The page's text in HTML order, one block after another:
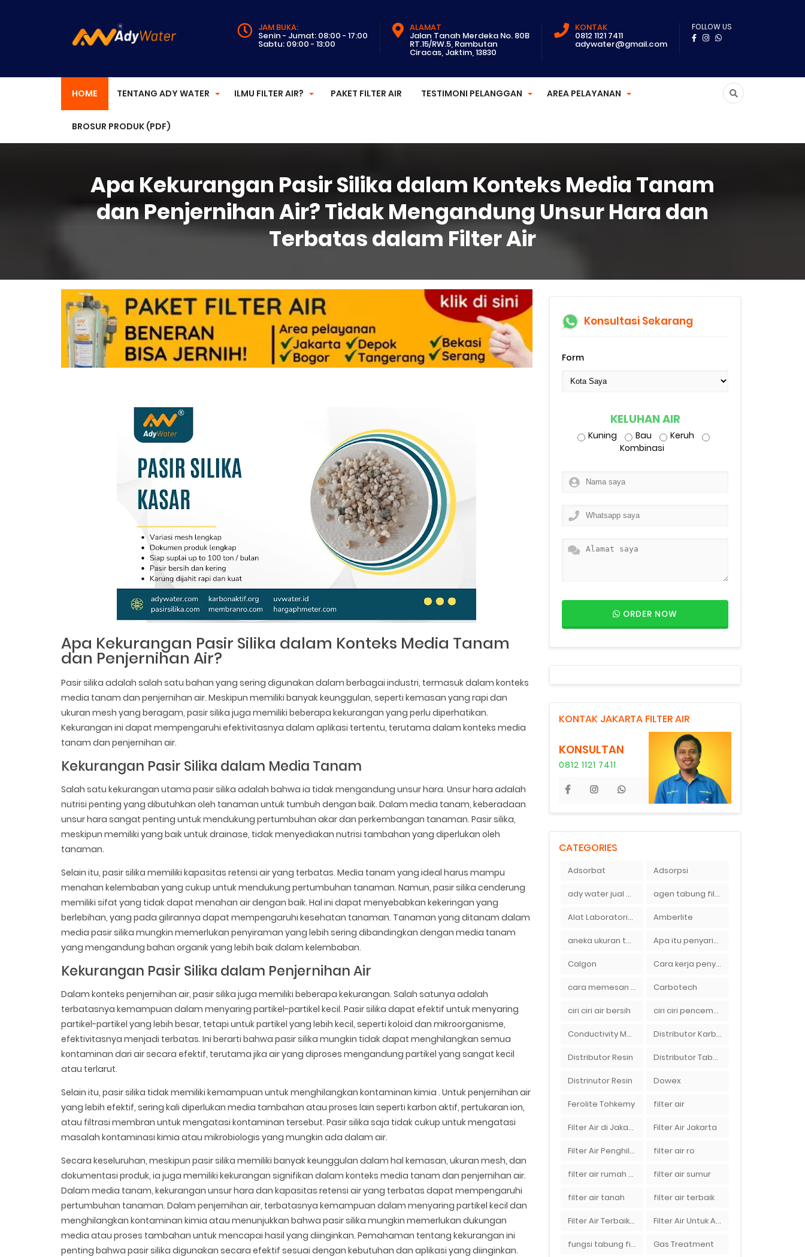
JAM BUKA:
Senin - Jumat: 08:00 - 17:00
Sabtu: 09:00 - 13:00
ALAMAT
Jalan Tanah Merdeka No. 80B
RT.15/RW.5, Rambutan
Ciracas, Jaktim, 13830
KONTAK
0812 1121 7411
adywater@gmail.com
FOLLOW US
HOME TENTANG ADY WATER ILMU FILTER AIR? PAKET FILTER AIR TESTIMONI PELANGGAN AREA PELAYANAN
BROSUR PRODUK (PDF)
Apa Kekurangan Pasir Silika dalam Konteks Media Tanam
dan Penjernihan Air? Tidak Mengandung Unsur Hara dan
Terbatas dalam Filter Air
Apa Kekurangan Pasir Silika dalam Konteks Media Tanam
dan Penjernihan Air?
Pasir silika adalah salah satu bahan yang sering digunakan dalam berbagai industri, termasuk dalam konteks
media tanam dan penjernihan air. Meskipun memiliki banyak keunggulan, seperti kemasan yang rapi dan
ukuran mesh yang beragam, pasir silika juga memiliki beberapa kekurangan yang perlu diperhatikan.
Kekurangan ini dapat mempengaruhi efektivitasnya dalam aplikasi tertentu, terutama dalam konteks media
tanam dan penjernihan air.
Kekurangan Pasir Silika dalam Media Tanam
Salah satu kekurangan utama pasir silika adalah bahwa ia tidak mengandung unsur hara. Unsur hara adalah
nutrisi penting yang dibutuhkan oleh tanaman untuk tumbuh dengan baik. Dalam media tanam, keberadaan
unsur hara sangat penting untuk mendukung pertumbuhan akar dan perkembangan tanaman. Pasir silika,
meskipun memiliki yang baik untuk drainase, tidak menyediakan nutrisi tambahan yang diperlukan oleh
tanaman.
Selain itu, pasir silika memiliki kapasitas retensi air yang terbatas. Media tanam yang ideal harus mampu
menahan kelembaban yang cukup untuk mendukung pertumbuhan tanaman. Namun, pasir silika cenderung
memiliki sifat yang tidak dapat menahan air dengan baik. Hal ini dapat menyebabkan kekeringan yang
berlebihan, yang pada gilirannya dapat mempengaruhi kesehatan tanaman. Tanaman yang ditanam dalam
media pasir silika mungkin memerlukan penyiraman yang lebih sering dibandingkan dengan media tanam
yang mengandung bahan organik yang lebih baik dalam kelembaban.
Kekurangan Pasir Silika dalam Penjernihan Air
Dalam konteks penjernihan air, pasir silika juga memiliki beberapa kekurangan. Salah satunya adalah
terbatasnya kemampuan dalam menyaring partikel-partikel kecil. Pasir silika dapat efektif untuk menyaring
partikel-partikel yang lebih besar, tetapi untuk partikel yang lebih kecil, seperti koloid dan mikroorganisme,
efektivitasnya menjadi terbatas. Ini berarti bahwa pasir silika mungkin tidak dapat menghilangkan semua
kontaminan dari air secara efektif, terutama jika air yang diproses mengandung partikel yang sangat kecil
atau terlarut.
Selain itu, pasir silika tidak memiliki kemampuan untuk menghilangkan kontaminan kimia . Untuk penjernihan air
yang lebih efektif, sering kali diperlukan media tambahan atau proses lain seperti karbon aktif, pertukaran ion,
atau filtrasi membran untuk mengatasi kontaminan tersebut. Pasir silika saja tidak cukup untuk mengatasi
masalah kontaminasi kimia atau mikrobiologis yang mungkin ada dalam air.
Secara keseluruhan, meskipun pasir silika memiliki banyak keunggulan dalam hal kemasan, ukuran mesh, dan
dokumentasi produk, ia juga memiliki kekurangan signifikan dalam konteks media tanam dan penjernihan air.
Dalam media tanam, kekurangan unsur hara dan kapasitas retensi air yang terbatas dapat mempengaruhi
pertumbuhan tanaman. Dalam penjernihan air, terbatasnya kemampuan dalam menyaring partikel kecil dan
menghilangkan kontaminan kimia atau menunjukkan bahwa pasir silika mungkin memerlukan dukungan
media atau proses tambahan untuk mencapai hasil yang diinginkan. Pemahaman tentang kekurangan ini
penting bahwa pasir silika digunakan secara efektif sesuai dengan kebutuhan dan aplikasi yang diinginkan.
Konsultasi Sekarang
Form
KELUHAN AIR
Kuning Bau
Keruh
Kombinasi
ORDER NOW
KONTAK JAKARTA FILTER AIR
KONSULTAN
0812 1121 7411
CATEGORIES
Adsorbat Adsorpsi
ady water jual membran ro 2000 gpd harganya sangat murah agen tabung filter air di bandung
Alat Laboratorium Amberlite
aneka ukuran tabung filter air Apa itu penyaringan air secara umum
Calgon Cara kerja penyaring air Ady Water dengan tabung FRP berisikan lapisan media filter air
cara memesan filter air Ady Wate Carbotech
ciri ciri air bersih ciri ciri pencemaran air sumur bor di rumah
Conductivity Meter Distributor Karbon Aktif
Distributor Resin Distributor Tabung Filter Air FRP1054 di Bandung
Distrinutor Resin Dowex
Ferolite Tohkemy filter air
Filter Air di Jakarta Filter Air Jakarta
Filter Air Penghilang Bau filter air ro
filter air rumah tangga filter air sumur
filter air tanah filter air terbaik
Filter Air Terbaik di Jakarta Filter Air Untuk Aquarium
fungsi tabung filter Gas Treatment